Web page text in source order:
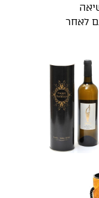
לאחר